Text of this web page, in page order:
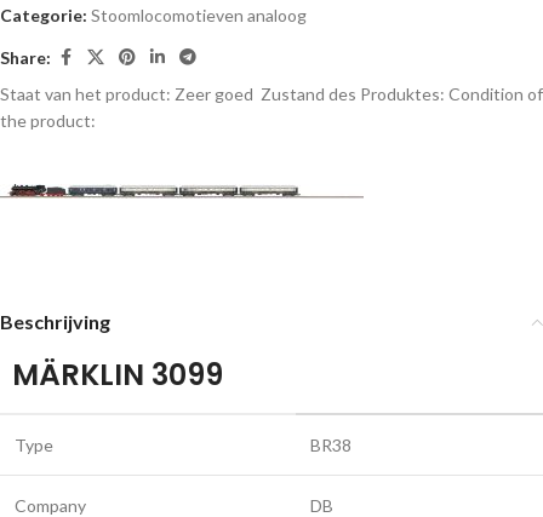
Categorie: Stoomlocomotieven analoog
Share:
Staat van het product: Zeer goed Zustand des Produktes: Condition of
the product:
Beschrijving
MÄRKLIN 3099
Type BR38
Company DB